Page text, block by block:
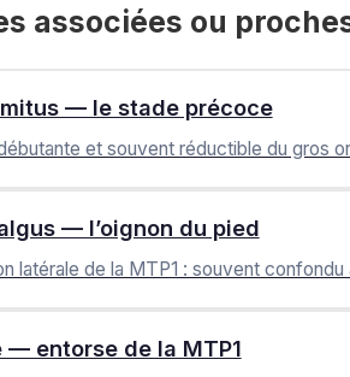
associées ou
— le stade précoce
et souvent réductible du gros
— l’oignon du pied
latérale de la MTP1 : souvent
— entorse de la MTP1